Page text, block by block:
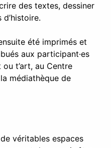
des textes, dessiner
été imprimés et
aux participant·es
t’art, au Centre
médiathèque de
véritables espaces